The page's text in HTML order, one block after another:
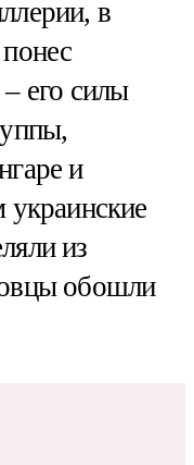
в
его силы
и
украинские
из
обошли